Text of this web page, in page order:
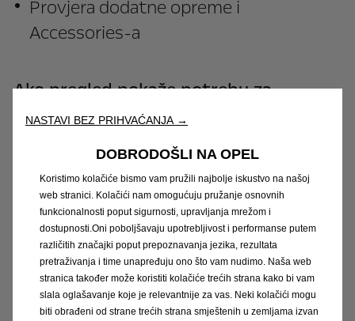
Provjera dodatne opreme i
Accessories-a
Ako pregled pokaže potrebu za
popravkom ili otkrije kvar, ovlašteni
servis će pripremiti ponudu za
A ako prelazite na novi Opel, na
početku navedite da biste željeli
ponudu za procjenu vrijednosti
automobila na temelju rezultata
NASTAVI BEZ PRIHVAĆANJA →
DOBRODOŠLI NA OPEL
Koristimo kolačiće bismo vam pružili najbolje iskustvo na našoj
web stranici. Kolačići nam omogućuju pružanje osnovnih
funkcionalnosti poput sigurnosti, upravljanja mrežom i
dostupnosti.Oni poboljšavaju upotrebljivost i performanse putem
različitih značajki poput prepoznavanja jezika, rezultata
pretraživanja i time unapređuju ono što vam nudimo. Naša web
stranica također može koristiti kolačiće trećih strana kako bi vam
slala oglašavanje koje je relevantnije za vas. Neki kolačići mogu
biti obrađeni od strane trećih strana smještenih u zemljama izvan